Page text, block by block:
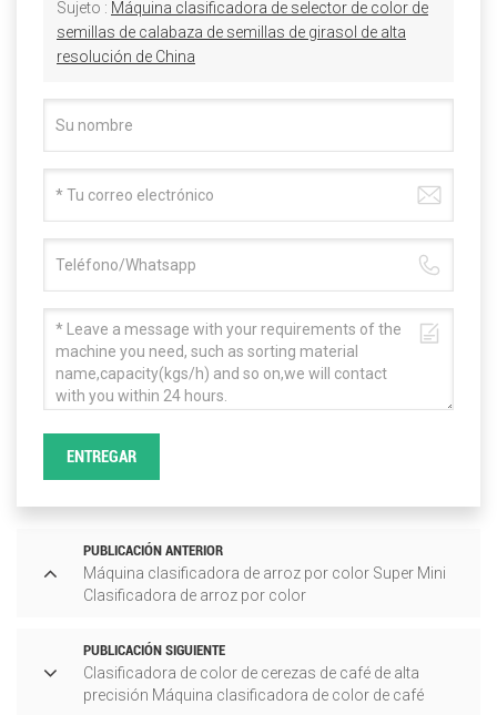
Sujeto : Máquina clasificadora de selector de color de
semillas de calabaza de semillas de girasol de alta
resolución de China
ENTREGAR
PUBLICACIÓN ANTERIOR
Máquina clasificadora de arroz por color Super Mini
Clasificadora de arroz por color
PUBLICACIÓN SIGUIENTE
Clasificadora de color de cerezas de café de alta
precisión Máquina clasificadora de color de café